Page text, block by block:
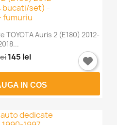
Auris 2 (E180) 2012-
145 lei
IN COS